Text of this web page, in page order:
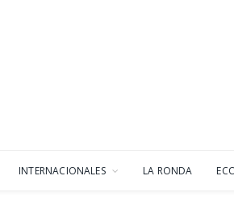
INTERNACIONALES LA RONDA